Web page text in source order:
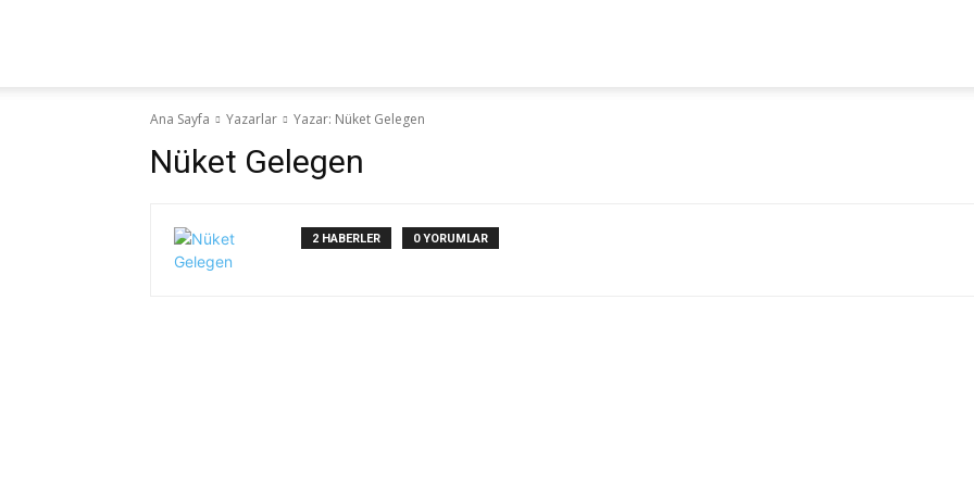
Hocam!
Ana Sayfa Yazarlar Yazar: Nüket Gelegen
Nüket Gelegen
2 HABERLER 0 YORUMLAR